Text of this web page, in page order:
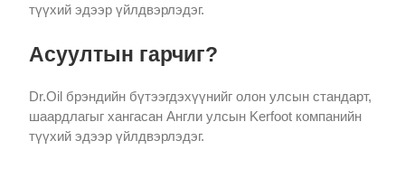
түүхий эдээр үйлдвэрлэдэг.
Асуултын гарчиг?
Dr.Oil брэндийн бүтээгдэхүүнийг олон улсын стандарт,
шаардлагыг хангасан Англи улсын Kerfoot компанийн
түүхий эдээр үйлдвэрлэдэг.